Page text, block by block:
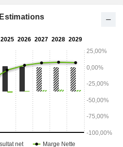
les produits de location
de marque et les contrats de
payants aux services de fitness
payants à l'application